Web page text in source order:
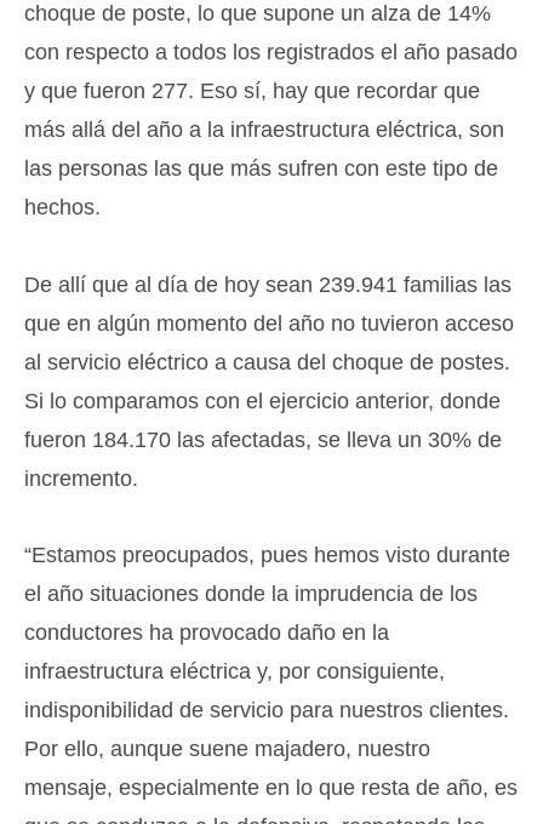
choque de poste, lo que supone un alza de 14%
con respecto a todos los registrados el año pasado
y que fueron 277. Eso sí, hay que recordar que
más allá del año a la infraestructura eléctrica, son
las personas las que más sufren con este tipo de
hechos.
De allí que al día de hoy sean 239.941 familias las
que en algún momento del año no tuvieron acceso
al servicio eléctrico a causa del choque de postes.
Si lo comparamos con el ejercicio anterior, donde
fueron 184.170 las afectadas, se lleva un 30% de
incremento.
“Estamos preocupados, pues hemos visto durante
el año situaciones donde la imprudencia de los
conductores ha provocado daño en la
infraestructura eléctrica y, por consiguiente,
indisponibilidad de servicio para nuestros clientes.
Por ello, aunque suene majadero, nuestro
mensaje, especialmente en lo que resta de año, es